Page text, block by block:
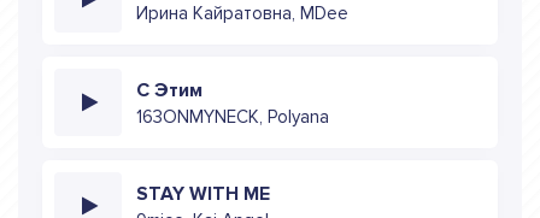
Ирина Кайратовна, MDee
С Этим
163ONMYNECK, Polyana
STAY WITH ME